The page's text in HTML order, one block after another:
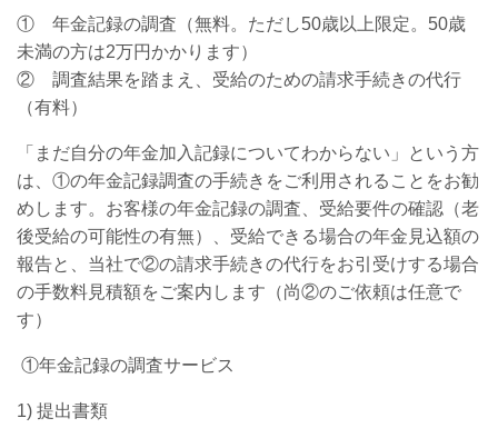
① 年金記録の調査（無料。ただし50歳以上限定。50歳
未満の方は2万円かかります）
② 調査結果を踏まえ、受給のための請求手続きの代行
（有料）
「まだ自分の年金加入記録についてわからない」という方
は、①の年金記録調査の手続きをご利用されることをお勧
めします。お客様の年金記録の調査、受給要件の確認（老
後受給の可能性の有無）、受給できる場合の年金見込額の
報告と、当社で②の請求手続きの代行をお引受けする場合
の手数料見積額をご案内します（尚②のご依頼は任意で
す）
①年金記録の調査サービス
1) 提出書類